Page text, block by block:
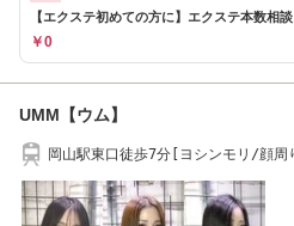
【エクステ初めての方に】エクステ本数相
￥0
UMM【ウム】
岡山駅東口徒歩7分[ヨシンモリ/顔